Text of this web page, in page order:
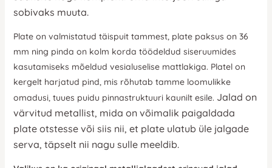
sobivaks muuta.
Plate on valmistatud täispuit tammest, plate paksus on 36
mm ning pinda on kolm korda töödeldud siseruumides
kasutamiseks mõeldud vesialuselise mattlakiga. Platel on
kergelt harjatud pind, mis rõhutab tamme loomulikke
omadusi, tuues puidu pinnastruktuuri kaunilt esile. Jalad on
värvitud metallist, mida on võimalik paigaldada
plate otstesse või siis nii, et plate ulatub üle jalgade
serva, täpselt nii nagu sulle meeldib.